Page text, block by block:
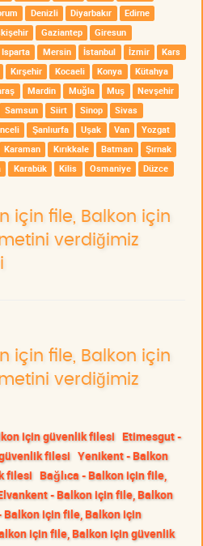
Denizli Diyarbakır
Edirne
Gaziantep
Giresun
Isparta Mersin İstanbul İzmir
Kars
Kırşehir Kocaeli Konya
Kütahya
Mardin Muğla Muş
Nevşehir
Samsun Siirt Sinop
Sivas
Şanlıurfa Uşak Van
Yozgat
Karaman Kırıkkale Batman
Şırnak
Karabük Kilis Osmaniye Düzce
için file, Balkon için
verdiğimiz
için file, Balkon için
verdiğimiz
için güvenlik filesi Etimesgut -
filesi Yenikent - Balkon
filesi Bağlıca - Balkon için file,
- Balkon için file, Balkon
Balkon için file, Balkon için
için file, Balkon için güvenlik